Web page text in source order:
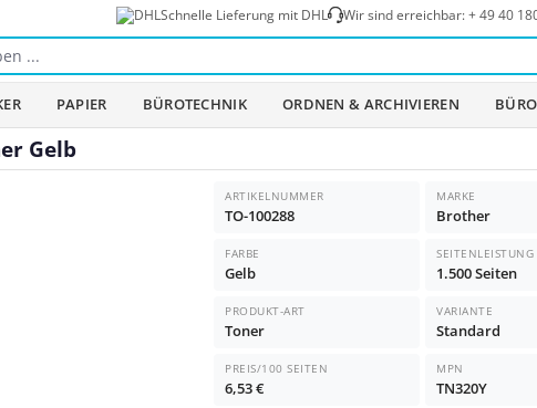
Schnelle Lieferung mit DHL Wir sind erreichbar:+ 49 40
PAPIER BÜROTECHNIK ORDNEN & ARCHIVIEREN
Gelb
ARTIKELNUMMER
TO-100288
MARKE
Brother
FARBE
Gelb
SEITENLEISTUNG
1.500 Seiten
PRODUKT-ART
Toner
VARIANTE
Standard
PREIS/100 SEITEN
6,53 €
MPN
TN320Y